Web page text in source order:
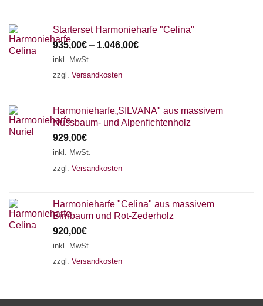
Starterset Harmonieharfe "Celina"
935,00€ – 1.046,00€
inkl. MwSt.
zzgl. Versandkosten
Harmonieharfe„SILVANA" aus massivem
Nussbaum- und Alpenfichtenholz
929,00€
inkl. MwSt.
zzgl. Versandkosten
Harmonieharfe "Celina" aus massivem
Birnbaum und Rot-Zederholz
920,00€
inkl. MwSt.
zzgl. Versandkosten